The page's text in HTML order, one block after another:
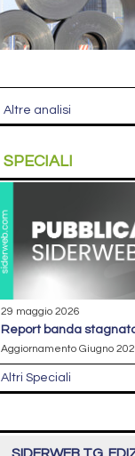
Altre analisi
SPECIALI
29 maggio 2026
report banda
Aggiornamento Giugno
Altri Speciali